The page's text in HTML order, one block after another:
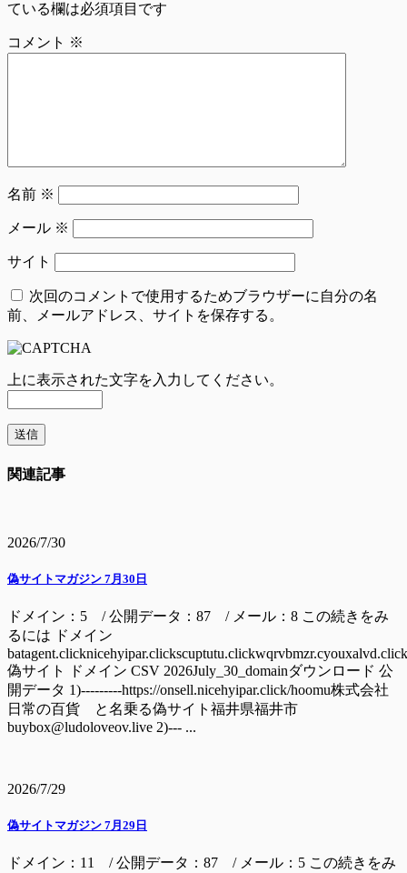
ている欄は必須項目です
コメント ※
名前 ※
メール ※
サイト
次回のコメントで使用するためブラウザーに自分の名
前、メールアドレス、サイトを保存する。
上に表示された文字を入力してください。
関連記事
2026/7/30
偽サイトマガジン 7月30日
ドメイン：5 / 公開データ：87 / メール：8 この続きをみ
るには ドメイン
batagent.clicknicehyipar.clickscuptutu.clickwqrvbmzr.cyouxalvd.click
偽サイト ドメイン CSV 2026July_30_domainダウンロード 公
開データ 1)---------https://onsell.nicehyipar.click/hoomu株式会社
日常の百貨 と名乗る偽サイト福井県福井市
buybox@ludoloveov.live 2)--- ...
2026/7/29
偽サイトマガジン 7月29日
ドメイン：11 / 公開データ：87 / メール：5 この続きをみ